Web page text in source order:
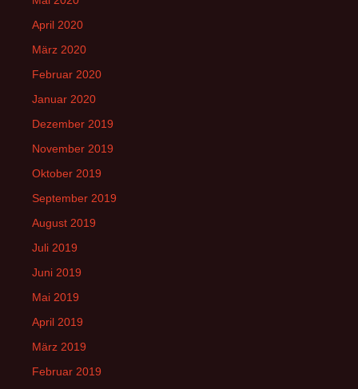
April 2020
März 2020
Februar 2020
Januar 2020
Dezember 2019
November 2019
Oktober 2019
September 2019
August 2019
Juli 2019
Juni 2019
Mai 2019
April 2019
März 2019
Februar 2019